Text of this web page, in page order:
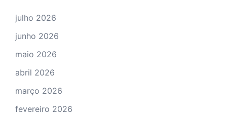
julho 2026
junho 2026
maio 2026
abril 2026
março 2026
fevereiro 2026